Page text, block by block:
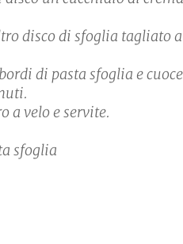
disco di sfoglia tagliato
di pasta sfoglia e
a velo e servite.
sfoglia